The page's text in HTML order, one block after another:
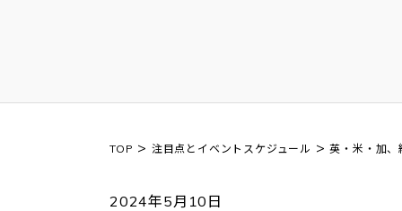
TOP > 注目点とイベントスケジュール >英・米・加
2024年5月10日